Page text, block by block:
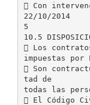
 Con
22/10/2014
5
10.5
 Los
impuestas por
 Son
tad de
todas las
 El Código